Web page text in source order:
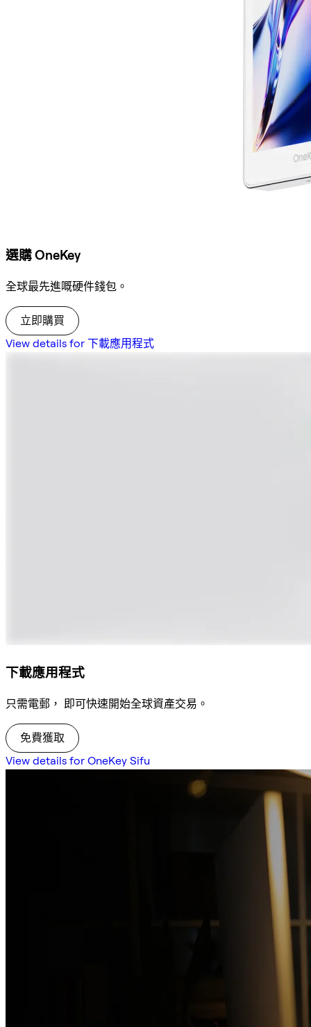
選購 OneKey
全球最先進嘅硬件錢包。
立即購買
View details for 下載應用程式
下載應用程式
只需電郵， 即可快速開始全球資產交易。
免費獲取
View details for OneKey Sifu